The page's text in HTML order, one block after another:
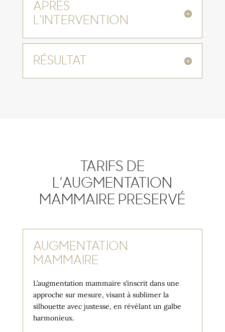
APRÈS
L'INTERVENTION
RÉSULTAT
TARIFS DE
L’AUGMENTATION
MAMMAIRE PRESERVÉ
AUGMENTATION
MAMMAIRE
L’augmentation mammaire s’inscrit dans une
approche sur mesure, visant à sublimer la
silhouette avec justesse, en révélant un galbe
harmonieux.